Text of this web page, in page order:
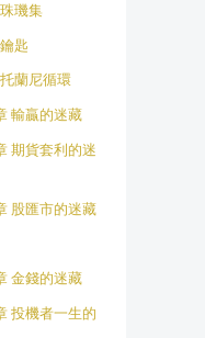
璣集
匙
蘭尼循環
輸贏的迷藏
期貨套利的迷
股匯市的迷藏
金錢的迷藏
投機者一生的